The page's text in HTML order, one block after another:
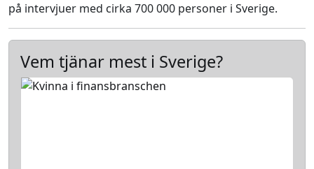
på intervjuer med cirka 700 000 personer i Sverige.
Vem tjänar mest i Sverige?